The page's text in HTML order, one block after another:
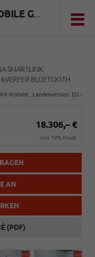
HUBER AUTOMOBILE GMBH
SMARTLINK
BLUETOOTH
6 Monate , Landesversion: EU -
18.306,– €
incl. 19% MwSt.
AN
(PDF)